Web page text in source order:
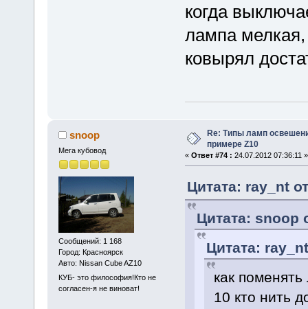
когда
лампа мелкая,
ковырял
snoop
Мега кубовод
Сообщений: 1 168
Город: Красноярск
Авто: Nissan Cube AZ10
КУБ- это философия!Кто не
согласен-я не виноват!
Re: Типы ламп
примере Z10
« Ответ #74 : 24.07.2012 07:36:11 »
Цитата: ray_nt
Цитата: snoop
Цитата:
как
10 кто нить